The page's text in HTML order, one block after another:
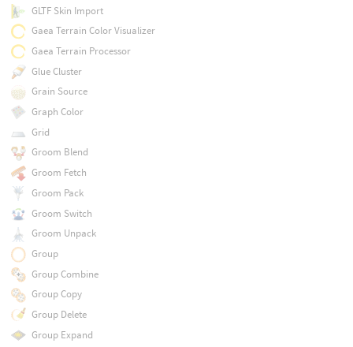
GLTF Skin Import
Gaea Terrain Color Visualizer
Gaea Terrain Processor
Glue Cluster
Grain Source
Graph Color
Grid
Groom Blend
Groom Fetch
Groom Pack
Groom Switch
Groom Unpack
Group
Group Combine
Group Copy
Group Delete
Group Expand